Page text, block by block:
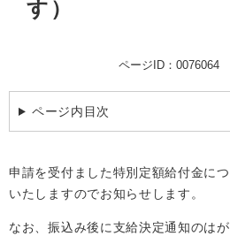
す）
ページID：0076064
ページ内目次
申請を受付ました特別定額給付金に
いたしますのでお知らせします。
なお、振込み後に支給決定通知のは